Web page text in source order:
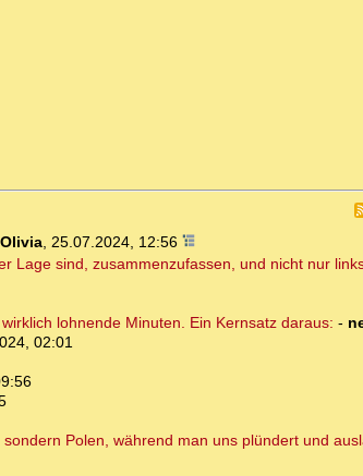
Olivia, 25.07.2024, 12:56
Lage sind, zusammenzufassen, und nicht nur
lohnende Minuten. Ein Kernsatz daraus: -
02:01
Polen, während man uns plündert und